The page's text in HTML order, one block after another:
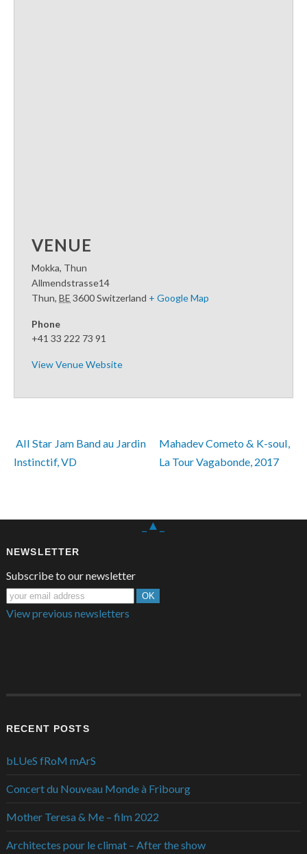
VENUE
Mokka, Thun
Allmendstrasse14
Thun, BE 3600Switzerland + Google Map
Phone
+41 33 222 73 91
View Venue Website
All Star Jam Band au Jardin
Instinctif, VD
Mahadev Cometo & K-soul,
La Tour Vagabonde, 2017
_▲_
NEWSLETTER
Subscribe to our newsletter
View previous newsletters
RECENT POSTS
bLUeS fRoM mArS
Concert du Nouveau Monde à Fribourg
Mother Teresa & Me – film 2022
Architectes pour le climat – After the show